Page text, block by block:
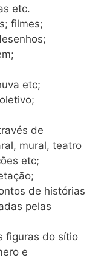
etc.
filmes;
etc;
de
mural, teatro
etc;
de histórias
pelas
figuras do sítio
e